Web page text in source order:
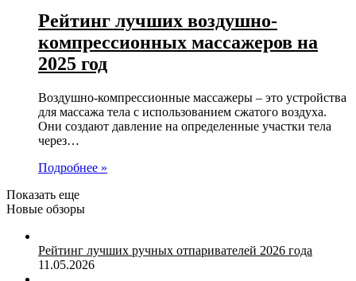
Рейтинг лучших воздушно-
компрессионных массажеров на
2025 год
Воздушно-компрессионные массажеры – это устройства
для массажа тела с использованием сжатого воздуха.
Они создают давление на определенные участки тела
через…
Подробнее »
Показать еще
Новые обзоры
Рейтинг лучших ручных отпаривателей 2026 года
11.05.2026